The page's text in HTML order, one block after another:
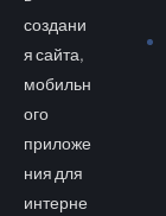
создани
я сайта,
мобильн
ого
приложе
ния для
интерне